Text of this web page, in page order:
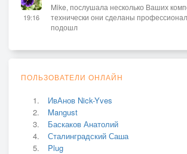
19:16
Mike, послушала несколько Ваших
технически они сделаны
подошл
ПОЛЬЗОВАТЕЛИ ОНЛАЙН
ИвАнов Nick-Yves
Mangust
Баскаков Анатолий
Сталинградский Саша
Plug